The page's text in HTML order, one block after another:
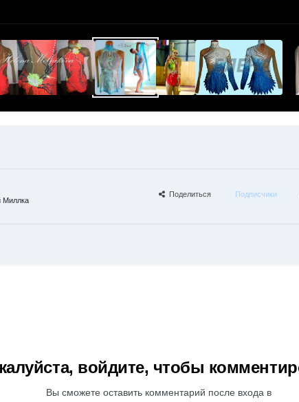
Миллка
Поделиться Подписчики
войдите, чтобы
Вы сможете оставить комментарий после входа в